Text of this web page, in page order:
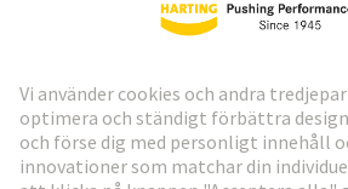
HARTING:s nyhetsbrev
Gå till registrering